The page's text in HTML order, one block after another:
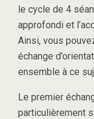
le cycle de 4
approfondi et
Ainsi, vous
échange
ensemble à ce
Le premier
particulièrement